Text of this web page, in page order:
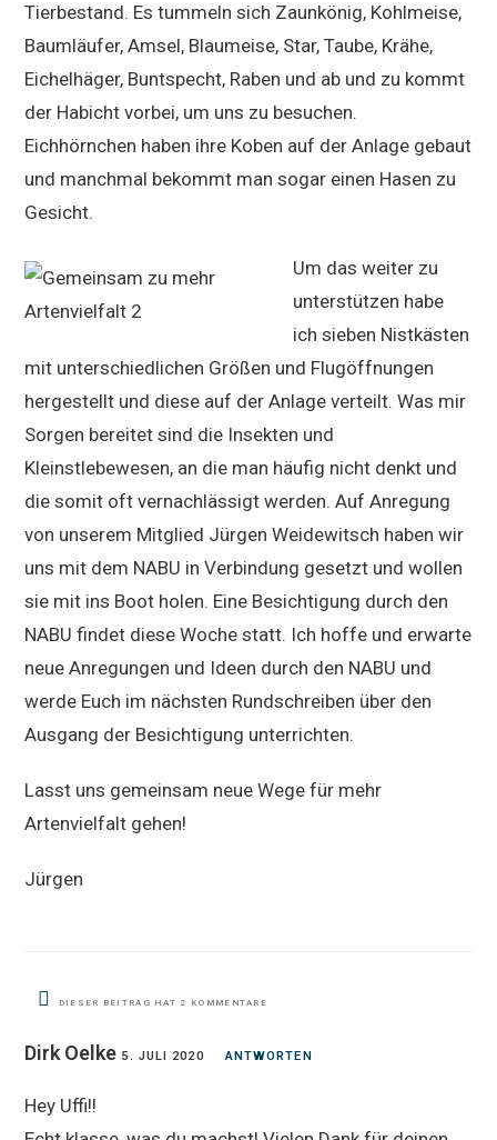
Tierbestand. Es tummeln sich Zaunkönig, Kohlmeise,
Baumläufer, Amsel, Blaumeise, Star, Taube, Krähe,
Eichelhäger, Buntspecht, Raben und ab und zu kommt
der Habicht vorbei, um uns zu besuchen.
Eichhörnchen haben ihre Koben auf der Anlage gebaut
und manchmal bekommt man sogar einen Hasen zu
Gesicht.
Um das weiter zu
unterstützen habe
ich sieben Nistkästen
mit unterschiedlichen Größen und Flugöffnungen
hergestellt und diese auf der Anlage verteilt. Was mir
Sorgen bereitet sind die Insekten und
Kleinstlebewesen, an die man häufig nicht denkt und
die somit oft vernachlässigt werden. Auf Anregung
von unserem Mitglied Jürgen Weidewitsch haben wir
uns mit dem NABU in Verbindung gesetzt und wollen
sie mit ins Boot holen. Eine Besichtigung durch den
NABU findet diese Woche statt. Ich hoffe und erwarte
neue Anregungen und Ideen durch den NABU und
werde Euch im nächsten Rundschreiben über den
Ausgang der Besichtigung unterrichten.
Lasst uns gemeinsam neue Wege für mehr
Artenvielfalt gehen!
Jürgen
DIESER BEITRAG HAT 2 KOMMENTARE
Dirk Oelke 5. JULI 2020 ANTWORTEN
Hey Uffi!!